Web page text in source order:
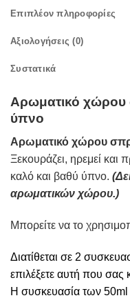
Επιπλέον πληροφορίες
Αξιολογήσεις (0)
Συστατικά
Αρωματικό χώρου
ύπνο
Αρωματικό χώρου
Ξεκουράζει, ηρεμεί και
καλό και βαθύ ύπνο. (
αρωματικών χώρου.)
Μπορείτε να το
Διατίθεται σε 2
επιλέξετε αυτή που σας
Η συσκευασία των 50ml